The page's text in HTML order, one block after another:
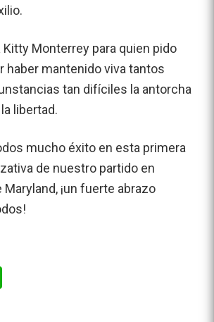
Kitty Monterrey para quien pido
haber mantenido viva tantos
tan difíciles la antorcha
libertad.
mucho éxito en esta primera
de nuestro partido en
Maryland, ¡un fuerte abrazo